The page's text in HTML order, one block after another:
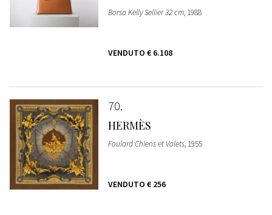
Borsa Kelly Sellier 32 cm, 1988
VENDUTO € 6.108
70
HERMÈS
Foulard Chiens et Valets, 1955
VENDUTO € 256